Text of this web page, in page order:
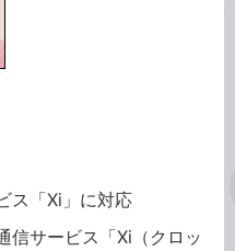
ス「Xi」に対応
信サービス「Xi（クロッ